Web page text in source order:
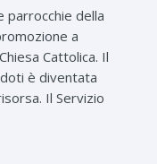
parrocchie della
a
Cattolica. Il
è diventata
Il Servizio